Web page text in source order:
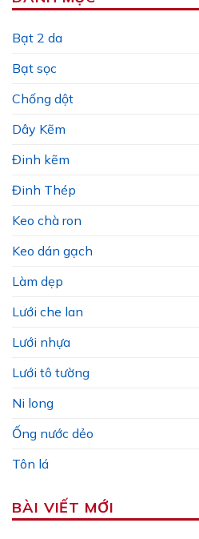
Bạt 2 da
Bạt sọc
Chống dột
Dây Kẽm
Đinh kẽm
Đinh Thép
Keo chà ron
Keo dán gạch
Làm dẹp
Lưới che lan
Lưới nhựa
Lưới tô tường
Ni long
Ống nước dẻo
Tôn lá
BÀI VIẾT MỚI